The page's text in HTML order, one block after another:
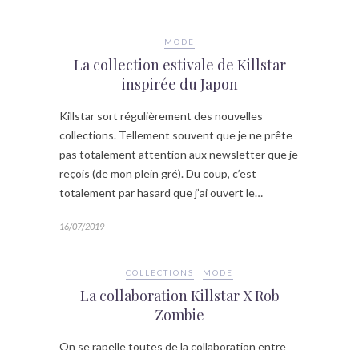
MODE
La collection estivale de Killstar
inspirée du Japon
Killstar sort régulièrement des nouvelles
collections. Tellement souvent que je ne prête
pas totalement attention aux newsletter que je
reçois (de mon plein gré). Du coup, c’est
totalement par hasard que j’ai ouvert le…
16/07/2019
COLLECTIONS MODE
La collaboration Killstar X Rob
Zombie
On se rapelle toutes de la collaboration entre